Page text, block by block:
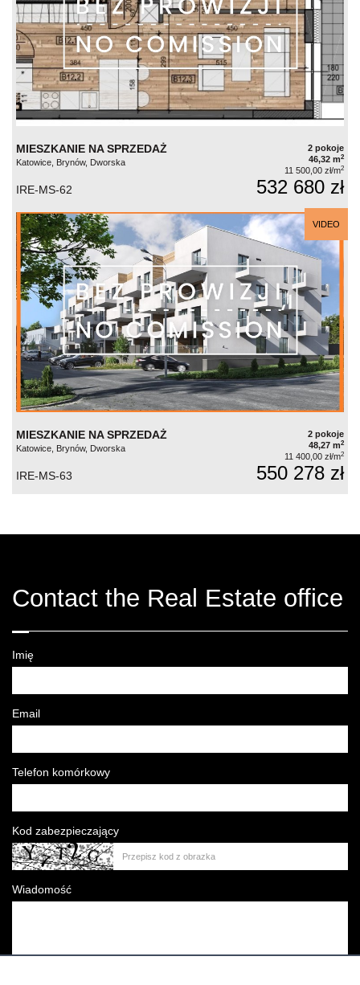
MIESZKANIE NA SPRZEDAŻ
Katowice, Brynów, Dworska
2 pokoje
46,32 m2
11 500,00 zł/m2
IRE-MS-62 532 680 zł
VIDEO
MIESZKANIE NA SPRZEDAŻ
Katowice, Brynów, Dworska
2 pokoje
48,27 m2
11 400,00 zł/m2
IRE-MS-63 550 278 zł
Contact the Real Estate office
Imię
Email
Telefon komórkowy
Kod zabezpieczający
Wiadomość